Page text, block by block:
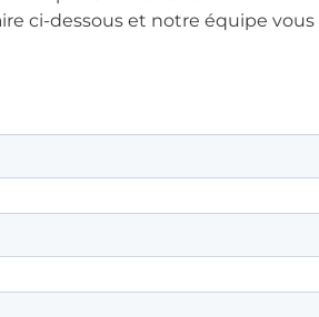
ci-dessous et notre équipe